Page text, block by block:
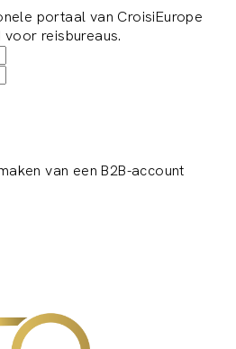
portaal van CroisiEurope
reisbureaus.
van een B2B-account